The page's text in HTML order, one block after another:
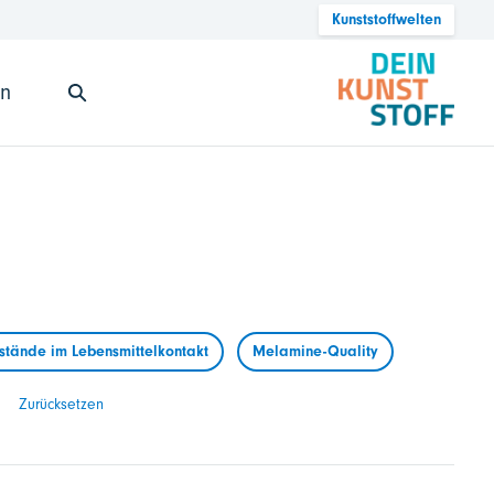
Kunststoffwelten
im Lebensmittelkontakt Melamine-Quality
Zurücksetzen